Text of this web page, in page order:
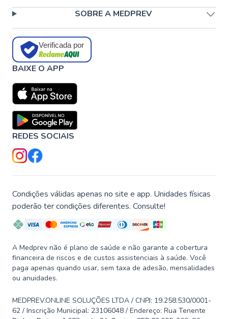
SOBRE A MEDPREV
Verificada por
BAIXE O APP
REDES SOCIAIS
Condições válidas apenas no site e app. Unidades físicas
poderão ter condições diferentes. Consulte!
A Medprev não é plano de saúde e não garante a cobertura
financeira de riscos e de custos assistenciais à saúde. Você
paga apenas quando usar, sem taxa de adesão, mensalidades
ou anuidades.
MEDPREV.ONLINE SOLUÇÕES LTDA / CNPJ: 19.258.530/0001-
62 / Inscrição Municipal: 23106048 / Endereço: Rua Tenente